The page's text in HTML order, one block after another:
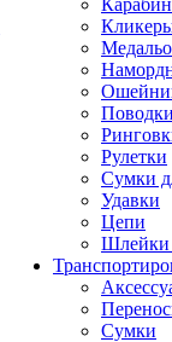
Рулетки
Сумки
Удавки
Цепи
Шлейки
Сумки